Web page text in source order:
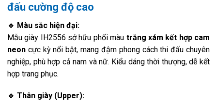
đấu cường độ cao
🔹 Màu sắc hiện đại:
Mẫu giày IH2556 sở hữu phối màu trắng xám kết hợp cam
neon cực kỳ nổi bật, mang đậm phong cách thi đấu chuyên
nghiệp, phù hợp cả nam và nữ. Kiểu dáng thời thượng, dễ kết
hợp trang phục.
🔹 Thân giày (Upper):